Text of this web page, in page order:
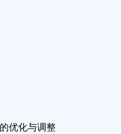
优化与调整